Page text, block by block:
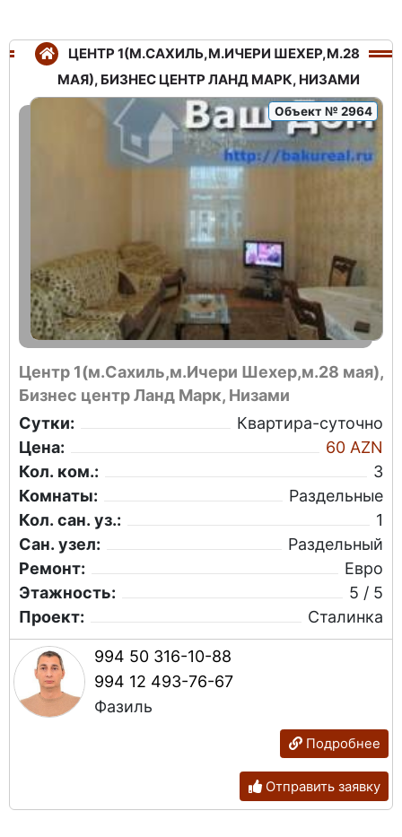
ЦЕНТР 1(М.САХИЛЬ,М.ИЧЕРИ ШЕХЕР,М.28
МАЯ), БИЗНЕС ЦЕНТР ЛАНД МАРК, НИЗАМИ
Объект № 2964
Центр 1(м.Сахиль,м.Ичери Шехер,м.28 мая),
Бизнес центр Ланд Марк, Низами
Сутки:
Квартира-суточно
Цена:
60 AZN
Кол. ком.:
3
Комнаты:
Раздельные
Кол. сан. уз.:
1
Сан. узел:
Раздельный
Ремонт:
Евро
Этажность:
5 / 5
Проект:
Сталинка
994 50 316-10-88
994 12 493-76-67
Фазиль
Подробнее
Отправить заявку